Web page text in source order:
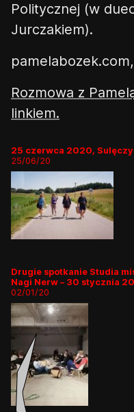
25 czerwca 2020,
25/06/20
Drugie spotkanie Studia
Nagi Nerw – 30 stycznia
02/01/20
Politycznej (w
Jurczakiem).
Rozmowa z
linkiem.